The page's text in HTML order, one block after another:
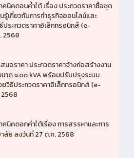
คนิคดอนค้ำใต้ เรื่อง ประกวดราคาซื้อชุด
เกี่ยวกับการทำธุรกิจออนไลน์และ
ระกวดราคาอิเล็กทรอนิกส์ (e-
2568
สนอราคา ประกวดราคาจ้างก่อสร้างงาน
าด ๔๐๐ kVA พร้อมปรับปรุงระบบ
วิธีประกวดราคาอิเล็กทรอนิกส์ (e-
คนิคดอกคำใต้เรื่อง การสรรหาและการ
ลัย ลงวันที่ 27 ต.ค. 2568